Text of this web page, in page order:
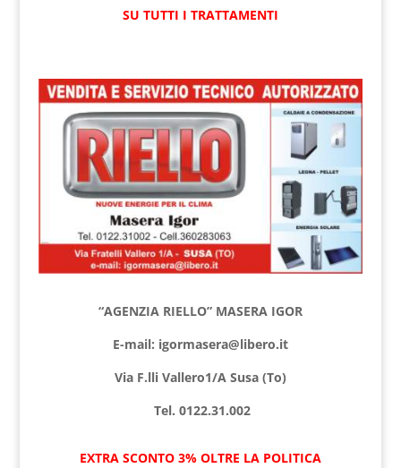
SU TUTTI I TRATTAMENTI
“AGENZIA RIELLO” MASERA IGOR
E-mail: igormasera@libero.it
Via F.lli Vallero1/A Susa (To)
Tel. 0122.31.002
EXTRA SCONTO 3% OLTRE LA POLITICA